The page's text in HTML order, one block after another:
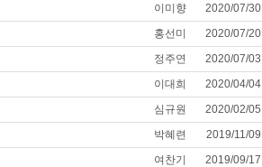
이미향 2020/07/30
홍선미 2020/07/20
정주연 2020/07/03
이대희 2020/04/04
심규원 2020/02/05
박혜련 2019/11/09
여찬기 2019/09/17